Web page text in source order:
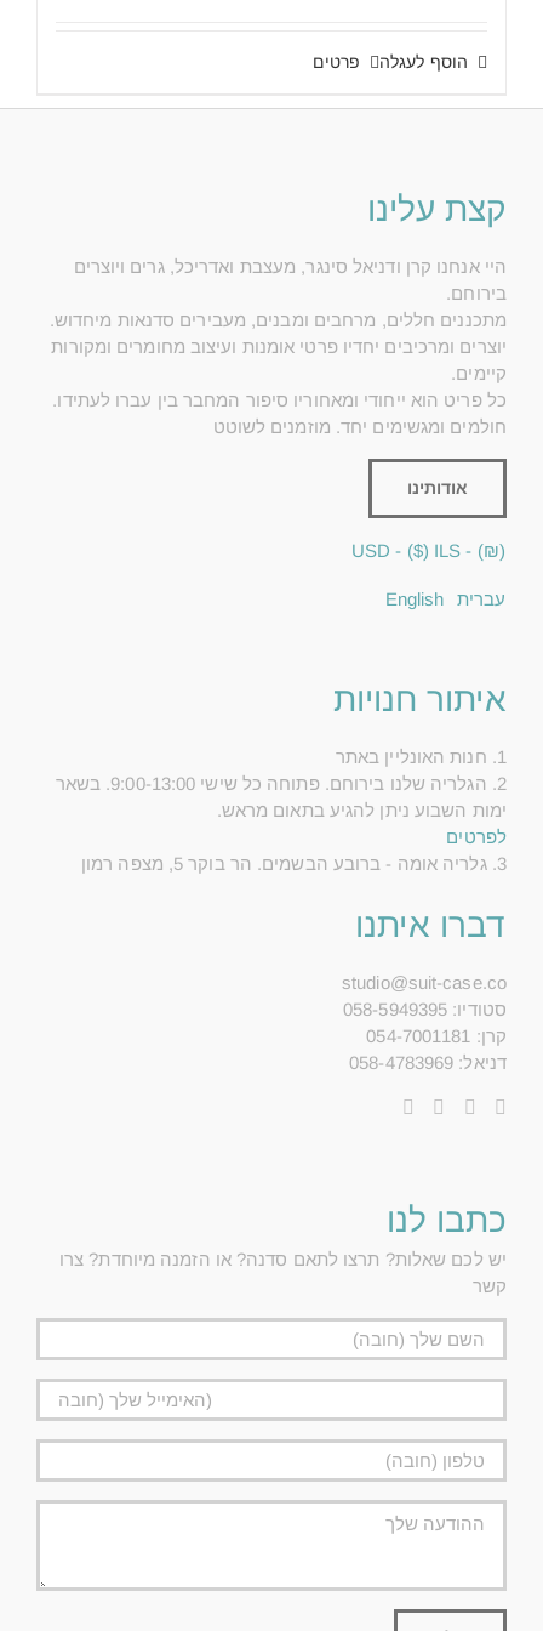
₪135.00.
₪100.00.
הוסף לעגלה פרטים
קצת עלינו
היי אנחנו קרן ודניאל סינגר, מעצבת ואדריכל, גרים ויוצרים
בירוחם.
מתכננים חללים, מרחבים ומבנים, מעבירים סדנאות מיחדוש.
יוצרים ומרכיבים יחדיו פרטי אומנות ועיצוב מחומרים ומקורות
קיימים.
כל פריט הוא ייחודי ומאחוריו סיפור המחבר בין עברו לעתידו.
חולמים ומגשימים יחד. מוזמנים לשוטט
אודותינו
(₪) - ILS
($) - USD
עברית English
איתור חנויות
1. חנות האונליין באתר
2. הגלריה שלנו בירוחם. פתוחה כל שישי 9:00-13:00. בשאר
ימות השבוע ניתן להגיע בתאום מראש.
לפרטים
3. גלריה אומה - ברובע הבשמים. הר בוקר 5, מצפה רמון
דברו איתנו
studio@suit-case.co
סטודיו: 058-5949395
קרן: 054-7001181
דניאל: 058-4783969
כתבו לנו
יש לכם שאלות? תרצו לתאם סדנה? או הזמנה מיוחדת? צרו
קשר